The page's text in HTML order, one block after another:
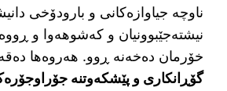
ناوچە جیاوازەکانی و بارودۆخی
نیشتەجێبوونیان و کەشوهەوا و
خۆرمان دەخەنە ڕوو. هەروەها
گۆڕانکاری و پێشکەوتنە